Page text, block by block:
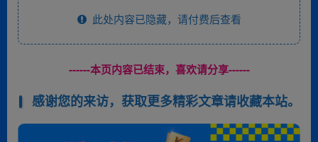
此处内容已隐藏，请付费后查看
------本页内容已结束，喜欢请分享------
感谢您的来访，获取更多精彩文章请收藏本站。